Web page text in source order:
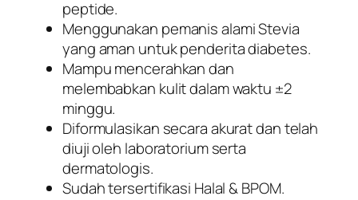
peptide.
Menggunakan pemanis alami Stevia
yang aman untuk penderita diabetes.
Mampu mencerahkan dan
melembabkan kulit dalam waktu ±2
minggu.
Diformulasikan secara akurat dan telah
diuji oleh laboratorium serta
dermatologis.
Sudah tersertifikasi Halal & BPOM.